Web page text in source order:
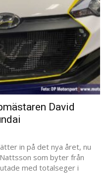
David
in på det nya året, nu
som byter från
med totalseger i